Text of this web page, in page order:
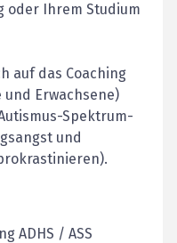
oder Ihrem Studium
auf das Coaching
Erwachsene)
Spektrum-
und
ADHS / ASS